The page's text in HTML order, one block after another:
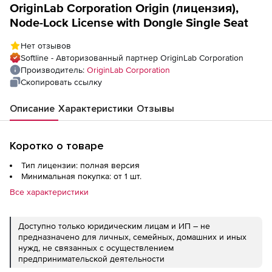
OriginLab Corporation Origin (лицензия),
Node-Lock License with Dongle Single Seat
Нет отзывов
Softline - Авторизованный партнер OriginLab Corporation
Производитель: OriginLab Corporation
Скопировать ссылку
Описание Характеристики Отзывы
Коротко о товаре
Тип лицензии: полная версия
Минимальная покупка: от 1 шт.
Все характеристики
Доступно только юридическим лицам и ИП – не
предназначено для личных, семейных, домашних и иных
нужд, не связанных с осуществлением
предпринимательской деятельности